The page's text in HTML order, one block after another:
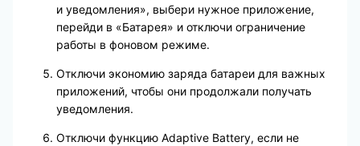
и уведомления», выбери нужное приложение,
перейди в «Батарея» и отключи ограничение
работы в фоновом режиме.
Отключи экономию заряда батареи для важных
приложений, чтобы они продолжали получать
уведомления.
Отключи функцию Adaptive Battery, если не